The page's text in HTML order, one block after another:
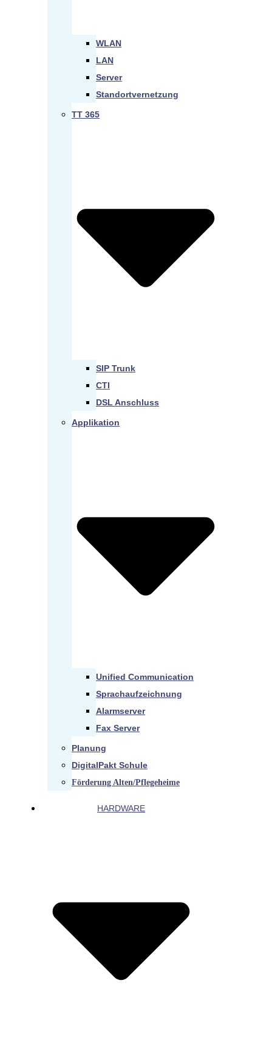
WLAN
LAN
Server
Standortvernetzung
TT 365
SIP Trunk
CTI
DSL Anschluss
Applikation
Unified Communication
Sprachaufzeichnung
Alarmserver
Fax Server
Planung
DigitalPakt Schule
Förderung Alten/Pflegeheime
HARDWARE